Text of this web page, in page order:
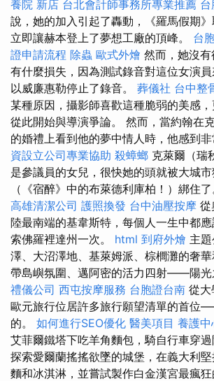
養院 新店 台北會計師事務所專業推薦
說，她的加入引起了轟動，《羅馬假期》
立即讓赫本登上了夢想工廠的頂峰。 台
證申請流程 除蟲 歐式外燴 然而，她沒
有什麼損失，因為測試錄音對這位女演
以威廉惠勒停止了錄音。 葬儀社 台中整
某種原因，攝影師喜歡這種脆弱的美感
從此開始與導演爭論。 然而，當約翰在
的婚禮上看到他的夢中情人時，他感到非
資設立公司專業協助 殺蟑螂 克萊爾（瑞
是參議員的女兒，很快她的頭就被大城
（《宿醉》中的布萊德利庫柏！）綁住了
高雄清潔公司 護照換發 台中油壓按摩 從
陸最南端的基韋斯特，每個人一生中都
索佛羅裡達州一次。 html 到府外燴 主
澤、大沼澤地、基萊姆派、棕櫚灘的奢
帶島嶼氛圍、邁阿密的活力四射——陽光
禮儀公司 西屯按摩服務 台胞證台南 從大
歐元旅行位居許多旅行願望清單的首位
的。 如何進行SEO優化 醫美項目 養護
艾菲爾鐵塔下吃羊角麵包，騎自行車穿過
探索愛爾蘭搖搖欲墜的城堡，在義大利
麵和冰淇淋，並嘗試製作白金漢宮最瘋